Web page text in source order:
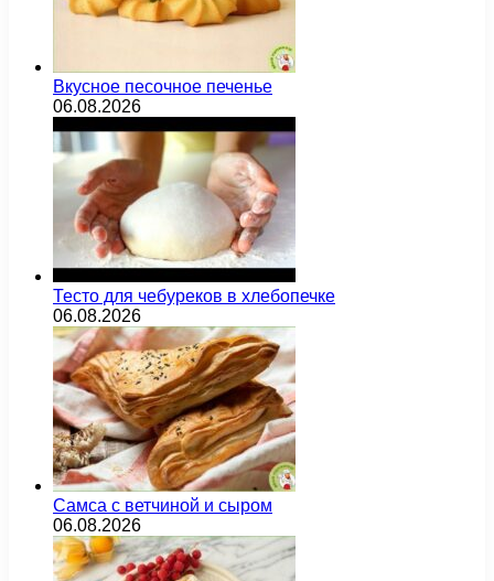
Вкусное песочное печенье
06.08.2026
Тесто для чебуреков в хлебопечке
06.08.2026
Самса с ветчиной и сыром
06.08.2026